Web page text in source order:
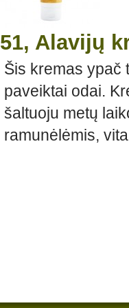
51, Alavijų
Šis kremas ypač
paveiktai odai.
šaltuoju metų
ramunėlėmis,